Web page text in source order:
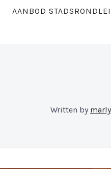
AANBOD
Written by marly